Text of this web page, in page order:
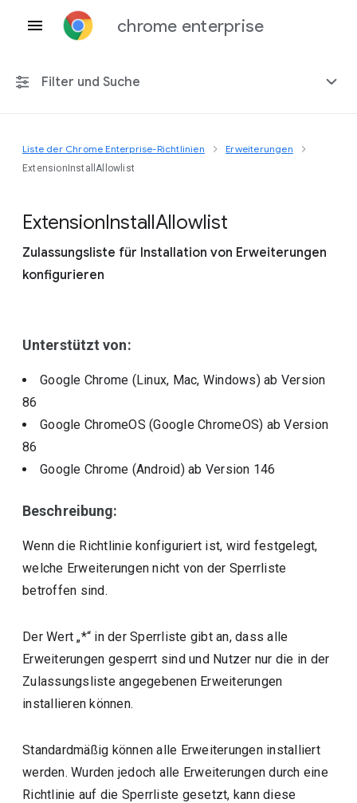
chrome enterprise
Filter und Suche
Alle Plattformen
Einschließlich eingestellter Richtlinien
Liste der Chrome Enterprise-Richtlinien Erweiterungen
ExtensionInstallAllowlist
ExtensionInstallAllowlist
Zulassungsliste für Installation von Erweiterungen
konfigurieren
Unterstützt von:
Google Chrome (Linux, Mac, Windows)ab Version
86
Google ChromeOS (Google ChromeOS) ab Version
86
Google Chrome (Android)ab Version 146
Beschreibung:
Wenn die Richtlinie konfiguriert ist, wird festgelegt,
welche Erweiterungen nicht von der Sperrliste
betroffen sind.
Der Wert „*“ in der Sperrliste gibt an, dass alle
Erweiterungen gesperrt sind und Nutzer nur die in der
Zulassungsliste angegebenen Erweiterungen
installieren können.
Standardmäßig können alle Erweiterungen installiert
werden. Wurden jedoch alle Erweiterungen durch eine
Richtlinie auf die Sperrliste gesetzt, kann diese